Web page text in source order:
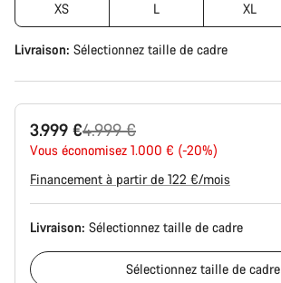
XS L XL
Livraison: Sélectionnez taille de cadre
3.999 €
Prix
d’origine
4.999 €
Vous économisez 1.000 € (-20%)
Financement à partir de 122 €/mois
Livraison: Sélectionnez taille de cadre
Sélectionnez taille de cadre